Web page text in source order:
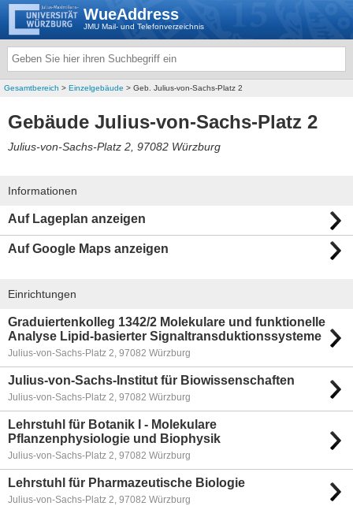
WueAddress
JMU Mail- und Telefonverzeichnis
Gesamtbereich > Einzelgebäude > Geb. Julius-von-Sachs-Platz 2
Gebäude Julius-von-Sachs-Platz 2
Julius-von-Sachs-Platz 2, 97082 Würzburg
Informationen
Auf Lageplan anzeigen
Auf Google Maps anzeigen
Einrichtungen
Graduiertenkolleg 1342/2 Molekulare und funktionelle
Analyse Lipid-basierter Signaltransduktionssysteme
Julius-von-Sachs-Platz 2, 97082 Würzburg
Julius-von-Sachs-Institut für Biowissenschaften
Julius-von-Sachs-Platz 2, 97082 Würzburg
Lehrstuhl für Botanik I - Molekulare
Pflanzenphysiologie und Biophysik
Julius-von-Sachs-Platz 2, 97082 Würzburg
Lehrstuhl für Pharmazeutische Biologie
Julius-von-Sachs-Platz 2, 97082 Würzburg